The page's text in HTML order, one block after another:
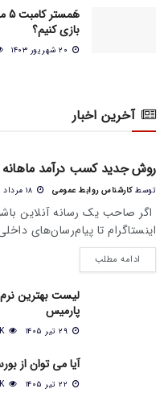
بازی کنیم؟
آخرین اخبار
اخبار عمومی بازار
روش جدید کسب درآمد ماهانه
توسط کارشناس روابط عمومی
اگر صاحب یک رسانه آنلاین
اینستاگرام تا پیام‌رسان‌های
ادامه مطلب
لیست بهترین نرم
پارمیس
1K
آیا می‌ توان از
1K